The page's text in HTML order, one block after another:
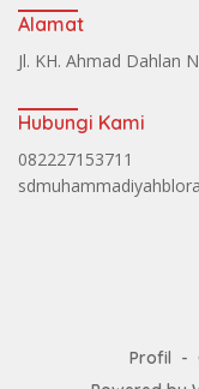
Alamat
Jl. KH. Ahmad Dahlan
Hubungi Kami
082227153711
Profil